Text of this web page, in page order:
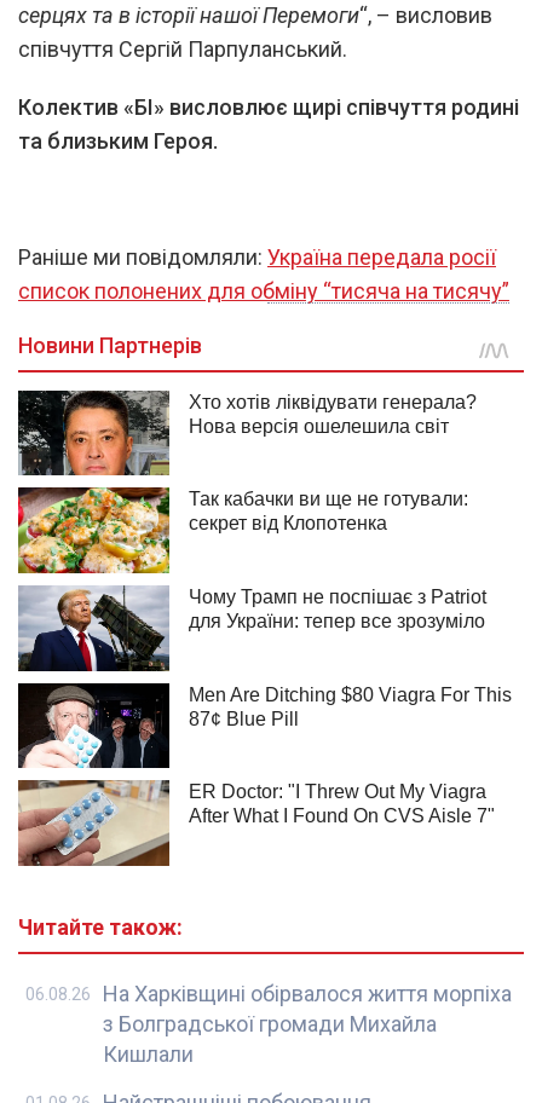
серцях та в історії нашої Перемоги“, – висловив
співчуття Сергій Парпуланський.
Колектив «БІ» висловлює щирі співчуття родині
та близьким Героя.
Раніше ми повідомляли: Україна передала росії
список полонених для обміну “тисяча на тисячу”
Читайте також:
На Харківщині обірвалося життя морпіха
з Болградської громади Михайла
Кишлали
06.08.26